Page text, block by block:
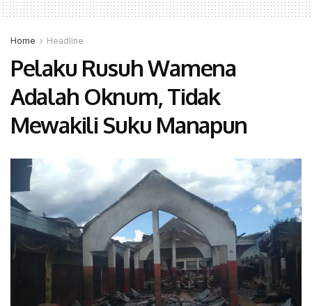
Home Headline
Pelaku Rusuh Wamena
Adalah Oknum, Tidak
Mewakili Suku Manapun